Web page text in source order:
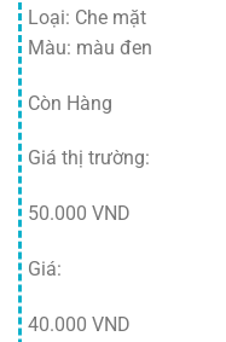
Loại: Che mặt
Màu: màu đen
Còn Hàng
Giá thị trường:
50.000 VND
Giá:
40.000 VND